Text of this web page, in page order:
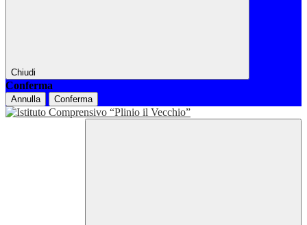
Chiudi
Conferma
Annulla Conferma